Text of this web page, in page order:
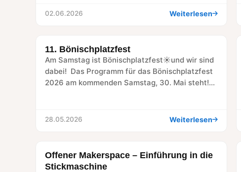
02.06.2026 Weiterlesen
RÜCKBLICK
11. Bönischplatzfest
Am Samstag ist Bönischplatzfest☀️und wir sind
dabei! Das Programm für das Bönischplatzfest
2026 am kommenden Samstag, 30. Mai steht!
28.05.2026 Weiterlesen
WORKSHOP
Offener Makerspace – Einführung in die
Stickmaschine